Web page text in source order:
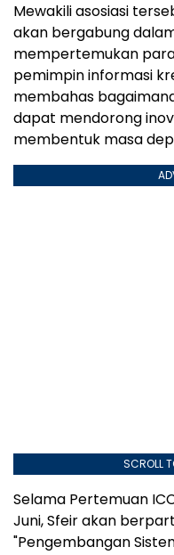
Mewakili asosiasi
akan bergabung
mempertemukan
pemimpin informasi
membahas
dapat mendorong
membentuk masa
SCROLL
Selama Pertemuan
Juni, Sfeir akan
"Pengembangan